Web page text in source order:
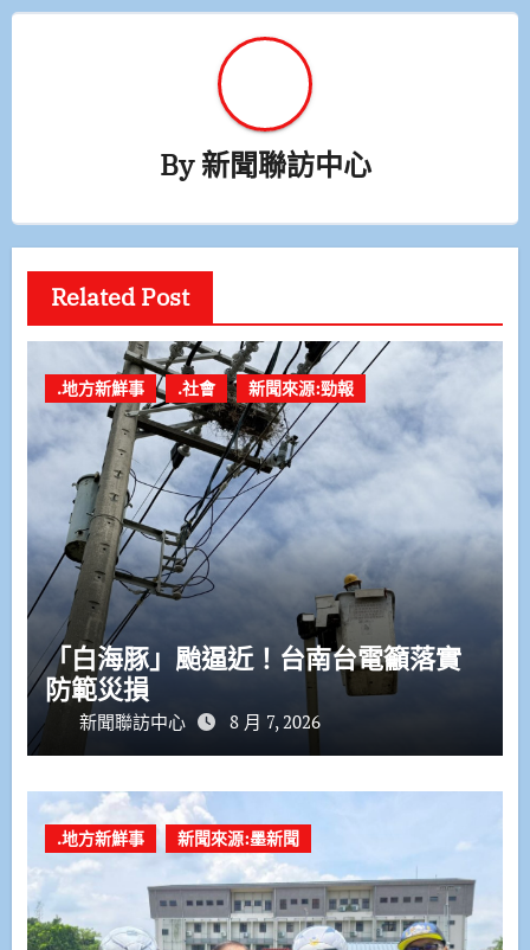
By新聞聯訪中心
Related Post
.地方新鮮事 .社會 新聞來源:勁報
「白海豚」颱逼近！台南台電籲落實
防範災損
新聞聯訪中心 8 月 7, 2026
.地方新鮮事 新聞來源:墨新聞